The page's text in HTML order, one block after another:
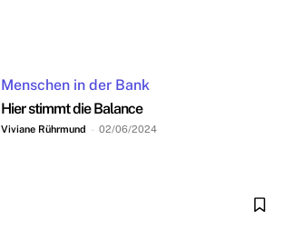
Menschen in der Bank
Hier stimmt die Balance
Viviane Rührmund - 02/06/2024